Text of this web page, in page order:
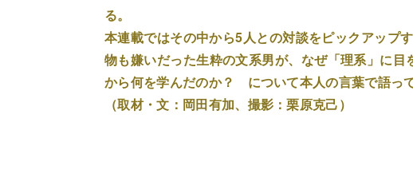
る。
本連載ではその中から5人との対談をピックアップ
物も嫌いだった生粋の文系男が、なぜ「理系」に
から何を学んだのか？ について本人の言葉で語って
（取材・文：岡田有加、撮影：栗原克己）